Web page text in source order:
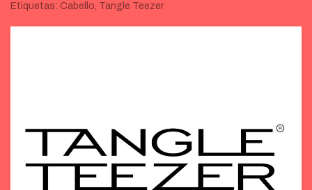
Etiquetas: Cabello, Tangle Teezer